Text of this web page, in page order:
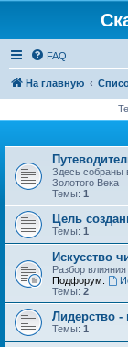
FAQ
На главную
Здесь собраны
Золотого Века
Темы: 1
Цель
Темы: 1
Искусство
Разбор
Подфорум:
Темы: 2
Лидерство
Темы: 1